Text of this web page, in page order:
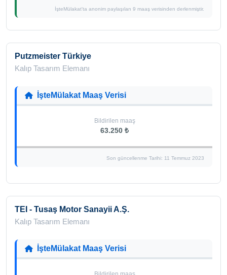
İşteMülakat'ta anonim paylaşılan 9 maaş verisinden derlenmiştir.
Putzmeister Türkiye
Kalıp Tasarım Elemanı
İşteMülakat Maaş Verisi
Bildirilen maaş
63.250 ₺
Son güncellenme Tarihi: 11 Temmuz 2023
TEI - Tusaş Motor Sanayii A.Ş.
Kalıp Tasarım Elemanı
İşteMülakat Maaş Verisi